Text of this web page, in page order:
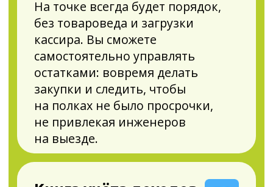
Управление
ассортиментом +
ЭДО
Экономит деньги и упрощает
торговлю. Вы сможете в едином
окне принимать товар из УПД
поставщика, автоматически
обновлять остатки по УПД,
работать с любыми
электронными документами
прямо на кассе. Бесплатно